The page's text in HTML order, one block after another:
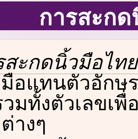
การสะก
สะกดนิ้วมือไทย
อแทนตัวอักษ
มทั้งตัวเลขเ
างๆ